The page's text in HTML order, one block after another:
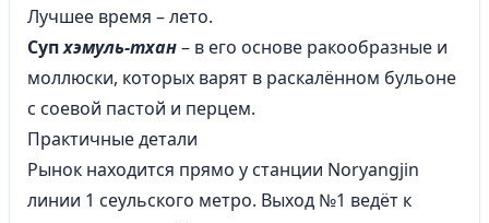
Лучшее время – лето.
Супхэмуль-тхан– в его основе ракообразные и
моллюски, которых варят в раскалённом бульоне
с соевой пастой и перцем.
Практичные детали
Рынок находится прямо у станции Noryangjin
линии 1 сеульского метро. Выход №1 ведёт к